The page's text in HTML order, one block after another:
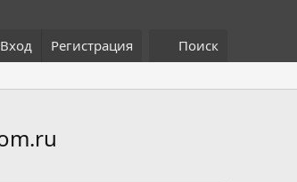
Вход Регистрация Поиск